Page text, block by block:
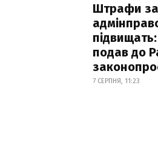
Штрафи за
подав до
7 СЕРПНЯ, 11:23